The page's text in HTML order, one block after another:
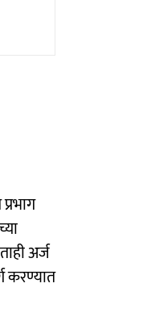
अर्ज
करण्यात